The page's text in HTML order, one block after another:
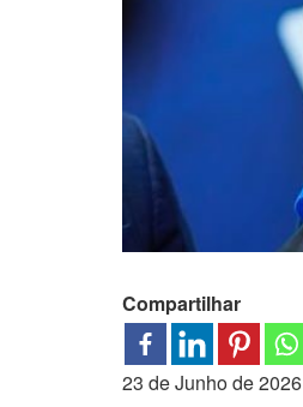
Compartilhar
23 de Junho de 2026